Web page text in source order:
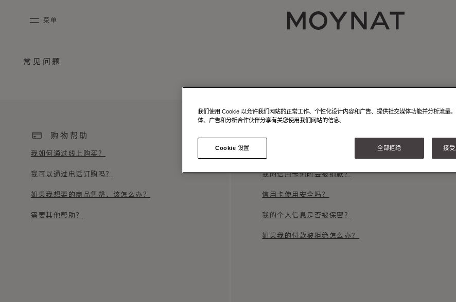
mobile_menu
菜单
MOYNAT PARIS
常见问题
购物帮助
我如何通过线上购买？
我可以通过电话订购吗？
如果我想要的商品售罄，该怎么办？
需要其他帮助？
我的信用卡何时会被扣款？
信用卡使用安全吗？
我的个人信息是否被保密？
如果我的付款被拒绝怎么办？
KASING LUNG COLLECTION
DUO BB
OUR HISTORY
英语
我们使用 Cookie 以允许我们网站的正常工作、个性化设计内容和广告、提供社交媒体功能并分析流量
体、广告和分析合作伙伴分享有关您使用我们网站的信息。
Cookie 设置 全部拒绝 接